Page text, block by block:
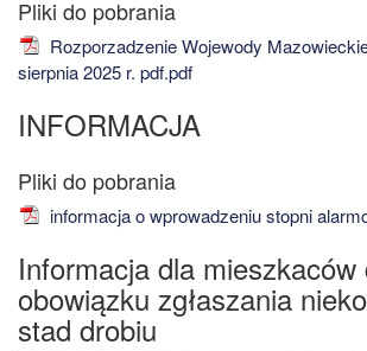
Rozporzadzenie Wojewody
sierpnia 2025 r. pdf.pdf
INFORMACJA
informacja o wprowadzeniu stopni
Informacja dla mieszkaców
obowiązku zgłaszania
stad drobiu